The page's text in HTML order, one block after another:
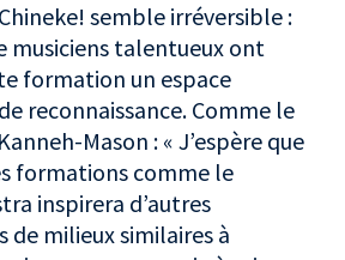
semble irréversible :
musiciens talentueux ont
formation un espace
reconnaissance. Comme le
Mason : « J’espère que
formations comme le
inspirera d’autres
de milieux similaires à